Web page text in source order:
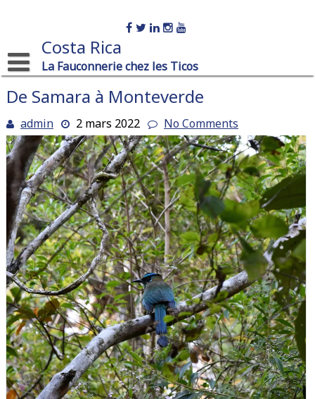
Costa Rica
La Fauconnerie chez les Ticos
De Samara à Monteverde
admin 2 mars 2022 No Comments